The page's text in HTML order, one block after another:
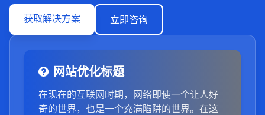
获取解决方案 立即咨询
网站优化标题
在现在的互联网时期，网络即使一个让人好
奇的世界，也是一个充满陷阱的世界。在这